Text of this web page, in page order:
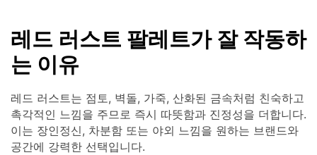
레드 러스트 팔레트가 잘 작동하
는 이유
레드 러스트는 점토, 벽돌, 가죽, 산화된 금속처럼 친숙하고
촉각적인 느낌을 주므로 즉시 따뜻함과 진정성을 더합니다.
이는 장인정신, 차분함 또는 야외 느낌을 원하는 브랜드와
공간에 강력한 선택입니다.